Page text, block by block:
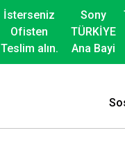
İsterseniz
Ofisten
Teslim alın.
Sony
TÜRKİYE
Ana Bayi